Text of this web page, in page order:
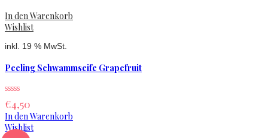
In den Warenkorb
Wishlist
inkl. 19 % MwSt.
Peeling Schwammseife Grapefruit
€4,50
In den Warenkorb
Wishlist